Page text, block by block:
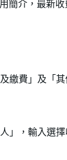
簡介，最新
繳費」及「
」，輸入選